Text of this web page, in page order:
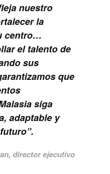
nuestro
la
centro…
el talento de
sus
que
siga
adaptable y
director ejecutivo